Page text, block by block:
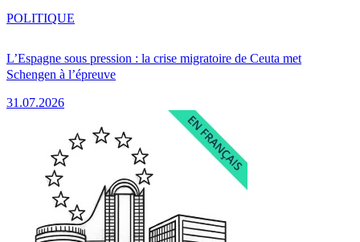
L’Espagne sous pression : la crise migratoire de Ceuta met
Schengen à l’épreuve
31.07.2026
POLITIQUE